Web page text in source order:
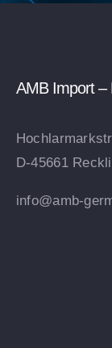
AMB Import –
D-45661
info@amb-